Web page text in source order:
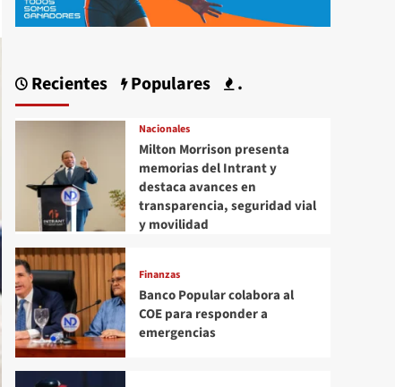
Recientes Populares .
Nacionales
Milton Morrison presenta
memorias del Intrant y
destaca avances en
transparencia, seguridad vial
y movilidad
Finanzas
Banco Popular colabora al
COE para responder a
emergencias